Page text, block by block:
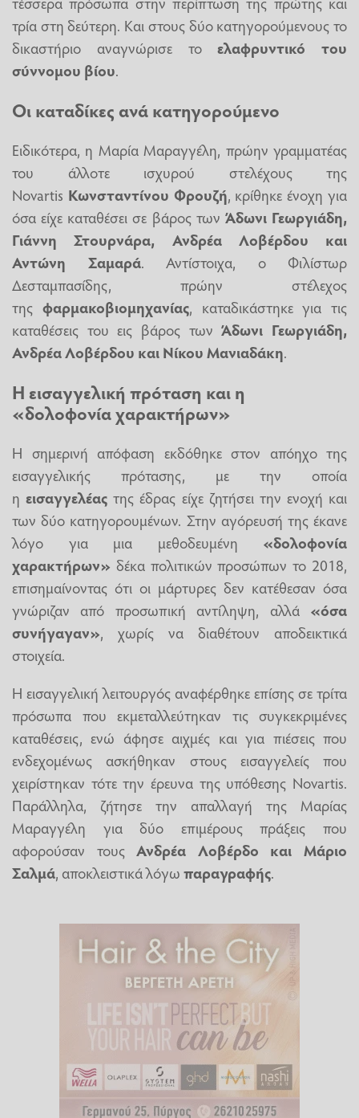
τρία στη δεύτερη. Και στους δύο κατηγορούμενους το
δικαστήριο αναγνώρισε τοελαφρυντικό του
σύννομου βίου.
Οι καταδίκες ανά κατηγορούμενο
Ειδικότερα, η Μαρία Μαραγγέλη, πρώην γραμματέας
του άλλοτε ισχυρού στελέχους της
Novartis Κωνσταντίνου Φρουζή, κρίθηκε ένοχη για
όσα είχε καταθέσει σε βάρος των Άδωνι Γεωργιάδη,
Γιάννη Στουρνάρα, Ανδρέα Λοβέρδου και
Αντώνη Σαμαρά. Αντίστοιχα, ο Φιλίστωρ
Δεσταμπασίδης, πρώην στέλεχος
της φαρμακοβιομηχανίας, καταδικάστηκε για τις
καταθέσεις του εις βάρος τωνΆδωνι Γεωργιάδη,
Ανδρέα Λοβέρδου και Νίκου Μανιαδάκη.
Η εισαγγελική πρόταση και η
«δολοφονία χαρακτήρων»
Η σημερινή απόφαση εκδόθηκε στον απόηχο της
εισαγγελικής πρότασης, με την οποία
ηεισαγγελέαςτης έδρας είχε ζητήσει την ενοχή και
των δύο κατηγορουμένων. Στην αγόρευσή της έκανε
λόγο για μια μεθοδευμένη «δολοφονία
χαρακτήρων» δέκα πολιτικών προσώπων το 2018,
επισημαίνοντας ότι οι μάρτυρες δεν κατέθεσαν όσα
γνώριζαν από προσωπική αντίληψη, αλλά «όσα
συνήγαγαν», χωρίς να διαθέτουν αποδεικτικά
στοιχεία.
Η εισαγγελική λειτουργός αναφέρθηκε επίσης σε τρίτα
πρόσωπα που εκμεταλλεύτηκαν τις συγκεκριμένες
καταθέσεις, ενώ άφησε αιχμές και για πιέσεις που
ενδεχομένως ασκήθηκαν στους εισαγγελείς που
χειρίστηκαν τότε την έρευνα της υπόθεσης Novartis.
Παράλληλα, ζήτησε την απαλλαγή της Μαρίας
Μαραγγέλη για δύο επιμέρους πράξεις που
αφορούσαν τουςΑνδρέα Λοβέρδο και Μάριο
Σαλμά, αποκλειστικά λόγωπαραγραφής.